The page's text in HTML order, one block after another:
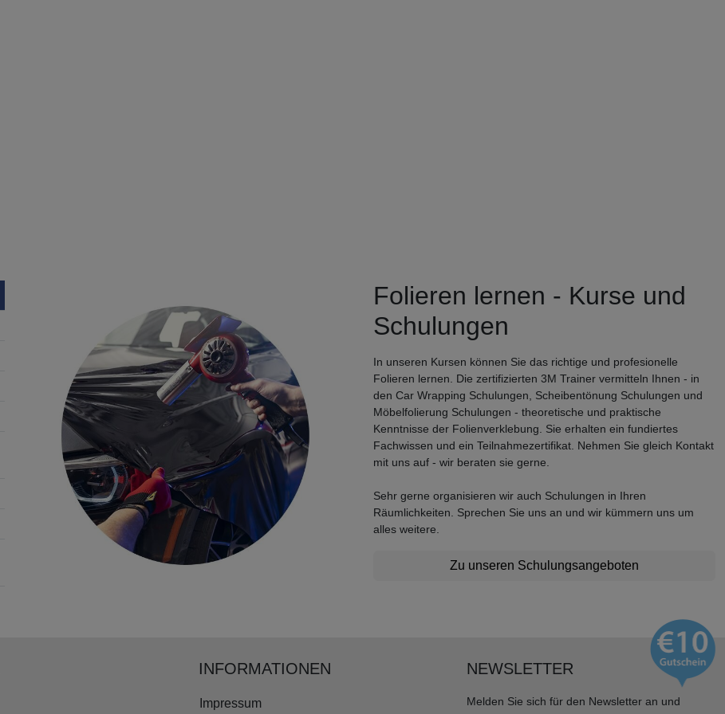
Folieren lernen - Kurse und
Schulungen
In unseren Kursen können Sie das richtige und profesionelle
Folieren lernen. Die zertifizierten 3M Trainer vermitteln Ihnen - in
den Car Wrapping Schulungen, Scheibentönung Schulungen und
Möbelfolierung Schulungen - theoretische und praktische
Kenntnisse der Folienverklebung. Sie erhalten ein fundiertes
Fachwissen und ein Teilnahmezertifikat. Nehmen Sie gleich Kontakt
mit uns auf - wir beraten sie gerne.
Sehr gerne organisieren wir auch Schulungen in Ihren
Räumlichkeiten. Sprechen Sie uns an und wir kümmern uns um
alles weitere.
Zu unseren Schulungsangeboten
INFORMATIONEN
Impressum
NEWSLETTER
Melden Sie sich für den Newsletter an und